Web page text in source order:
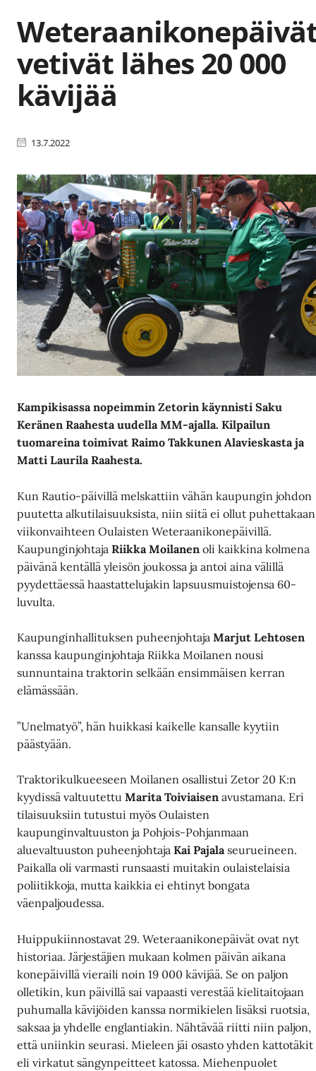
vetivät lähes 20 000
kävijää
13.7.2022
Kampikisassa nopeimmin Zetorin käynnisti Saku
Keränen Raahesta uudella MM-ajalla. Kilpailun
tuomareina toimivat Raimo Takkunen Alavieskasta ja
Matti Laurila Raahesta.
Kun Rautio-päivillä melskattiin vähän kaupungin johdon
puutetta alkutilaisuuksista, niin siitä ei ollut puhettakaan
viikonvaihteen Oulaisten Weteraanikonepäivillä.
KaupunginjohtajaRiikka Moilanen oli kaikkina kolmena
päivänä kentällä yleisön joukossa ja antoi aina välillä
pyydettäessä haastattelujakin lapsuusmuistojensa 60-
luvulta.
Kaupunginhallituksen puheenjohtajaMarjut Lehtosen
kanssa kaupunginjohtaja Riikka Moilanen nousi
sunnuntaina traktorin selkään ensimmäisen kerran
elämässään.
”Unelmatyö”, hän huikkasi kaikelle kansalle kyytiin
päästyään.
Traktorikulkueeseen Moilanen osallistui Zetor 20 K:n
kyydissä valtuutettuMarita Toiviaisen avustamana. Eri
tilaisuuksiin tutustui myös Oulaisten
kaupunginvaltuuston ja Pohjois-Pohjanmaan
aluevaltuuston puheenjohtajaKai Pajalaseurueineen.
Paikalla oli varmasti runsaasti muitakin oulaistelaisia
poliitikkoja, mutta kaikkia ei ehtinyt bongata
väenpaljoudessa.
Huippukiinnostavat 29. Weteraanikonepäivät ovat nyt
historiaa. Järjestäjien mukaan kolmen päivän aikana
konepäivillä vieraili noin 19 000 kävijää. Se on paljon
olletikin, kun päivillä sai vapaasti verestää kielitaitojaan
puhumalla kävijöiden kanssa normikielen lisäksi ruotsia,
saksaa ja yhdelle englantiakin. Nähtävää riitti niin paljon,
että uniinkin seurasi. Mieleen jäi osasto yhden kattotäkit
eli virkatut sängynpeitteet katossa. Miehenpuolet